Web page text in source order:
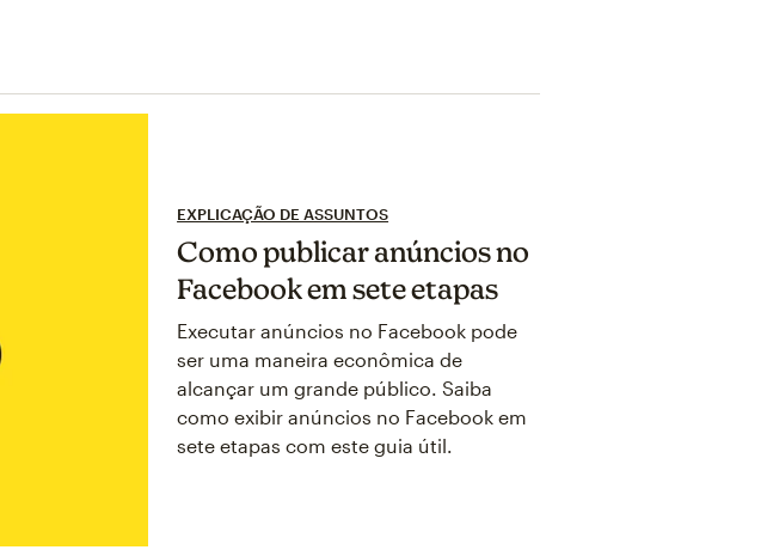
EXPLICAÇÃO DE ASSUNTOS
Como publicar anúncios no
Facebook em sete etapas
Executar anúncios no Facebook pode
ser uma maneira econômica de
alcançar um grande público. Saiba
como exibir anúncios no Facebook em
sete etapas com este guia útil.